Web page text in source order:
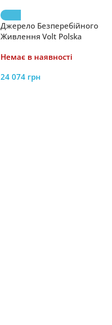
Джерело Безперебійного
Живлення Volt Polska
(2000/6000 VA) – Потужний
Немає в наявності
24 074 грн